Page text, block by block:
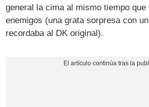
general la cima al mismo tiempo que
enemigos (una grata sorpresa con
recordaba al DK original).